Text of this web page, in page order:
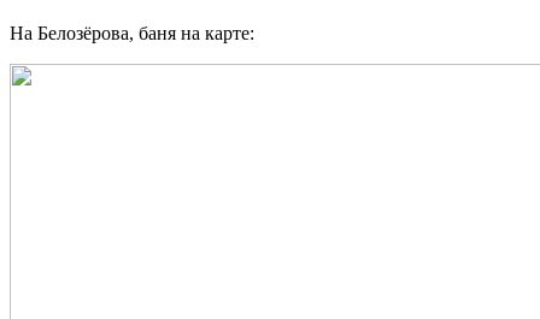
На Белозёрова, баня на карте: